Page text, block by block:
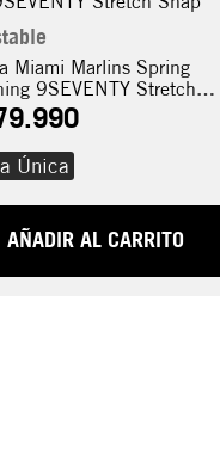
Miami Marlins Spring
9SEVENTY Stretch
.990
Única
AÑADIR AL CARRITO